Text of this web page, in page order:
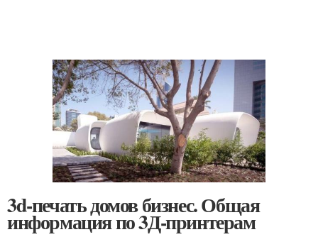
3d-печать домов бизнес. Общая
информация по 3Д-принтерам